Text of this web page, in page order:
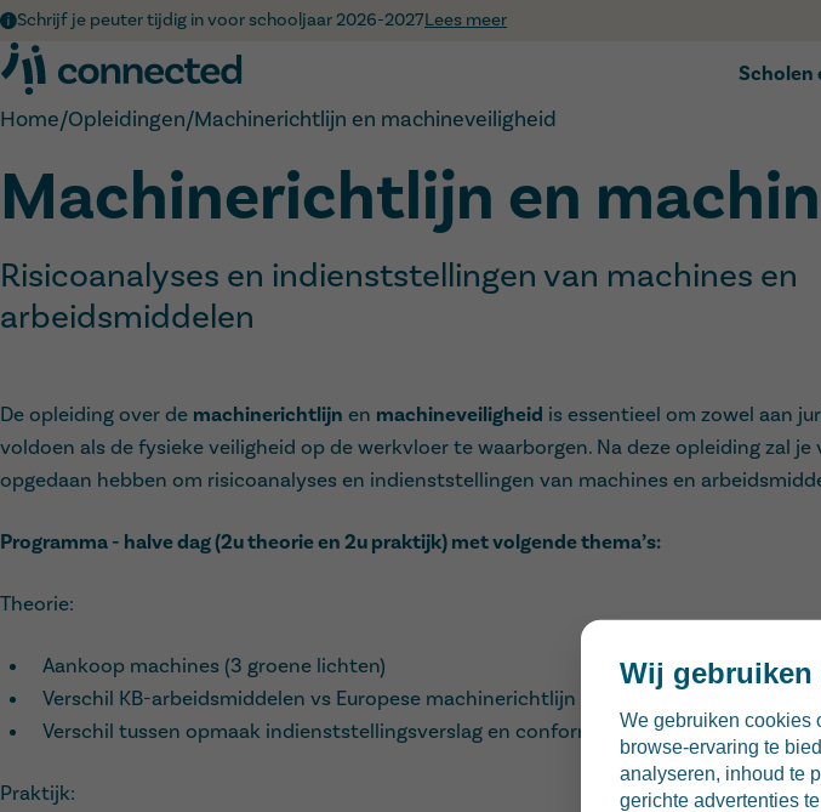
Schrijf je peuter tijdig in voor schooljaar 2026-2027Lees meer
Scholen
Home/Opleidingen/Machinerichtlijn en machineveiligheid
Machinerichtlijn en
Risicoanalyses en indienststellingen van machines en
arbeidsmiddelen
De opleiding over de machinerichtlijn en machineveiligheid is essentieel om zowel aan
voldoen als de fysieke veiligheid op de werkvloer te waarborgen. Na deze opleiding zal je
opgedaan hebben om risicoanalyses en indienststellingen van machines en
Programma - halve dag (2u theorie en 2u praktijk) met volgende thema’s:
Theorie:
Aankoop machines (3 groene lichten)
Verschil KB-arbeidsmiddelen vs Europese machinerichtlijn (wanneer van toepassing?)
Verschil tussen opmaak indienststellingsverslag en conformiteitsonderzoek
Praktijk:
Wij
We gebruiken cookies
browse-ervaring te
analyseren, inhoud te
gerichte advertenties